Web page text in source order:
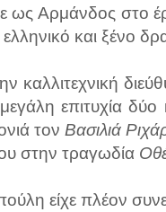
ως Αρμάνδος στο
και ξένο
καλλιτεχνική
επιτυχία
τον Βασιλιά
στην τραγωδία
είχε πλέον